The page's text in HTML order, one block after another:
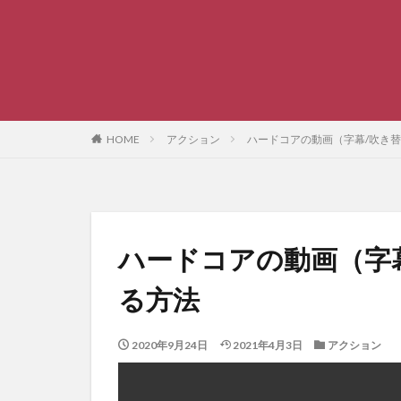
HOME アクション ハードコアの動画（字幕/吹き
ハードコアの動画（
る方法
2020年9月24日 2021年4月3日 アクション